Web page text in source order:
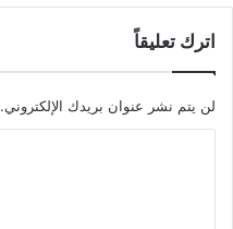
اترك تعليقاً
لن يتم نشر عنوان بريدك الإلكتروني.